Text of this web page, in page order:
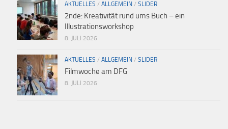
AKTUELLES / ALLGEMEIN / SLIDER
2nde: Kreativität rund ums Buch – ein
Illustrationsworkshop
8. JULI 2026
AKTUELLES / ALLGEMEIN / SLIDER
Filmwoche am DFG
8. JULI 2026